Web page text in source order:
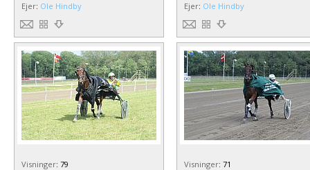
Ejer: Ole Hindby
Ejer: Ole Hindby
Visninger: 79
Visninger: 71